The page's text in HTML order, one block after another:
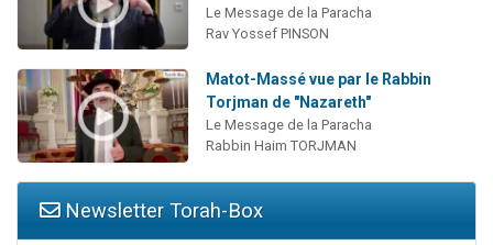
Le Message de la Paracha
Rav Yossef PINSON
Matot-Massé vue par le Rabbin
Torjman de "Nazareth"
Le Message de la Paracha
Rabbin Haim TORJMAN
Newsletter Torah-Box